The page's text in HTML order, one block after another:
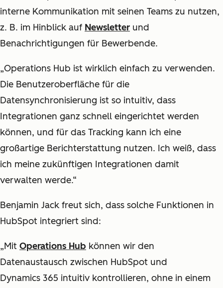
interne Kommunikation mit seinen Teams zu nutzen,
z. B. im Hinblick auf Newsletter und
Benachrichtigungen für Bewerbende.
„Operations Hub ist wirklich einfach zu verwenden.
Die Benutzeroberfläche für die
Datensynchronisierung ist so intuitiv, dass
Integrationen ganz schnell eingerichtet werden
können, und für das Tracking kann ich eine
großartige Berichterstattung nutzen. Ich weiß, dass
ich meine zukünftigen Integrationen damit
verwalten werde.“
Benjamin Jack freut sich, dass solche Funktionen in
HubSpot integriert sind:
„Mit Operations Hub können wir den
Datenaustausch zwischen HubSpot und
Dynamics 365 intuitiv kontrollieren, ohne in einem